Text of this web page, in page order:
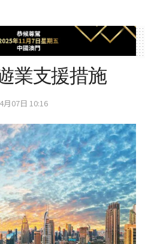
業支援措施
月07日 10:16